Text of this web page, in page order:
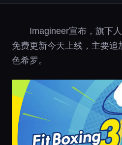
Imagineer宣布，旗下
免费更新今天上线，主要追
色希罗。